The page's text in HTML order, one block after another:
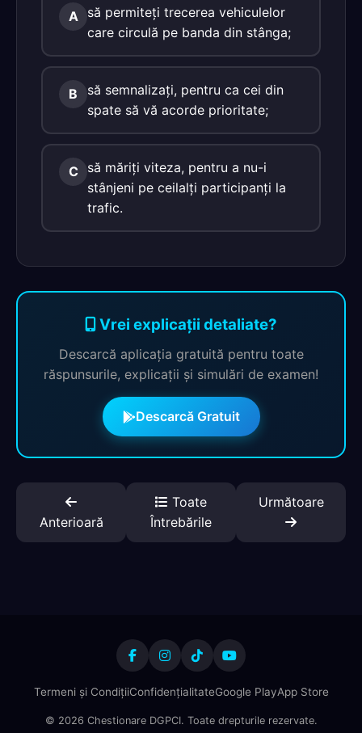
A
să permiteţi trecerea vehiculelor
care circulă pe banda din stânga;
B
să semnalizaţi, pentru ca cei din
spate să vă acorde prioritate;
C
să măriţi viteza, pentru a nu-i
stânjeni pe ceilalţi participanţi la
trafic.
Vrei explicații detaliate?
Descarcă aplicația gratuită pentru toate
răspunsurile, explicații și simulări de examen!
Descarcă Gratuit
Anterioară
Toate
Întrebările
Următoare
Termeni și CondițiiConfidențialitateGoogle PlayApp Store
© 2026 Chestionare DGPCI. Toate drepturile rezervate.